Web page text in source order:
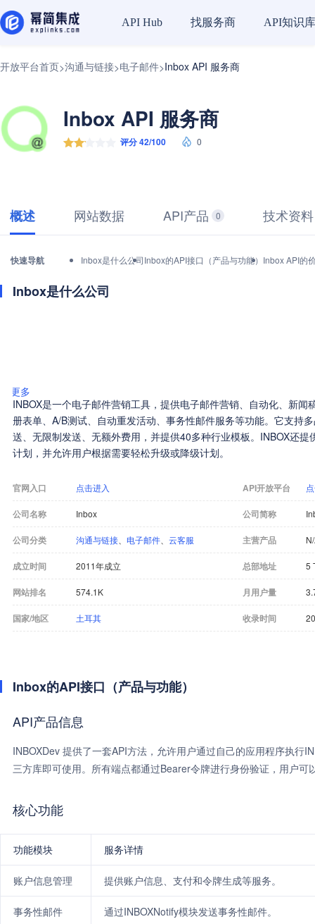
API Hub 找服务商 API知识库
开放平台首页>沟通与链接>电子邮件>Inbox API 服务商
Inbox API 服务商
评分 42/100 0
概述 网站数据 API产品 0 技术资料
快速导航 Inbox是什么公司Inbox的API接口（产品与功能） Inbox API的
Inbox是什么公司
更多
INBOX是一个电子邮件营销工具，提供电子邮件营销、自动化、新闻
册表单、A/B测试、自动重发活动、事务性邮件服务等功能。它支持
送、无限制发送、无额外费用，并提供40多种行业模板。INBOX还
计划，并允许用户根据需要轻松升级或降级计划。
官网入口 点击进入 API开放平台
公司名称 Inbox 公司简称
公司分类 沟通与链接 电子邮件 云客服 主营产品
成立时间 2011年成立 总部地址 5
网站排名 574.1K 月用户量
国家/地区 土耳其 收录时间
Inbox的API接口（产品与功能）
API产品信息
INBOXDev 提供了一套API方法，允许用户通过自己的应用程序执行
三方库即可使用。所有端点都通过Bearer令牌进行身份验证，用户可
核心功能
功能模块 服务详情
账户信息管理 提供账户信息、支付和令牌生成等服务。
事务性邮件 通过INBOXNotify模块发送事务性邮件。